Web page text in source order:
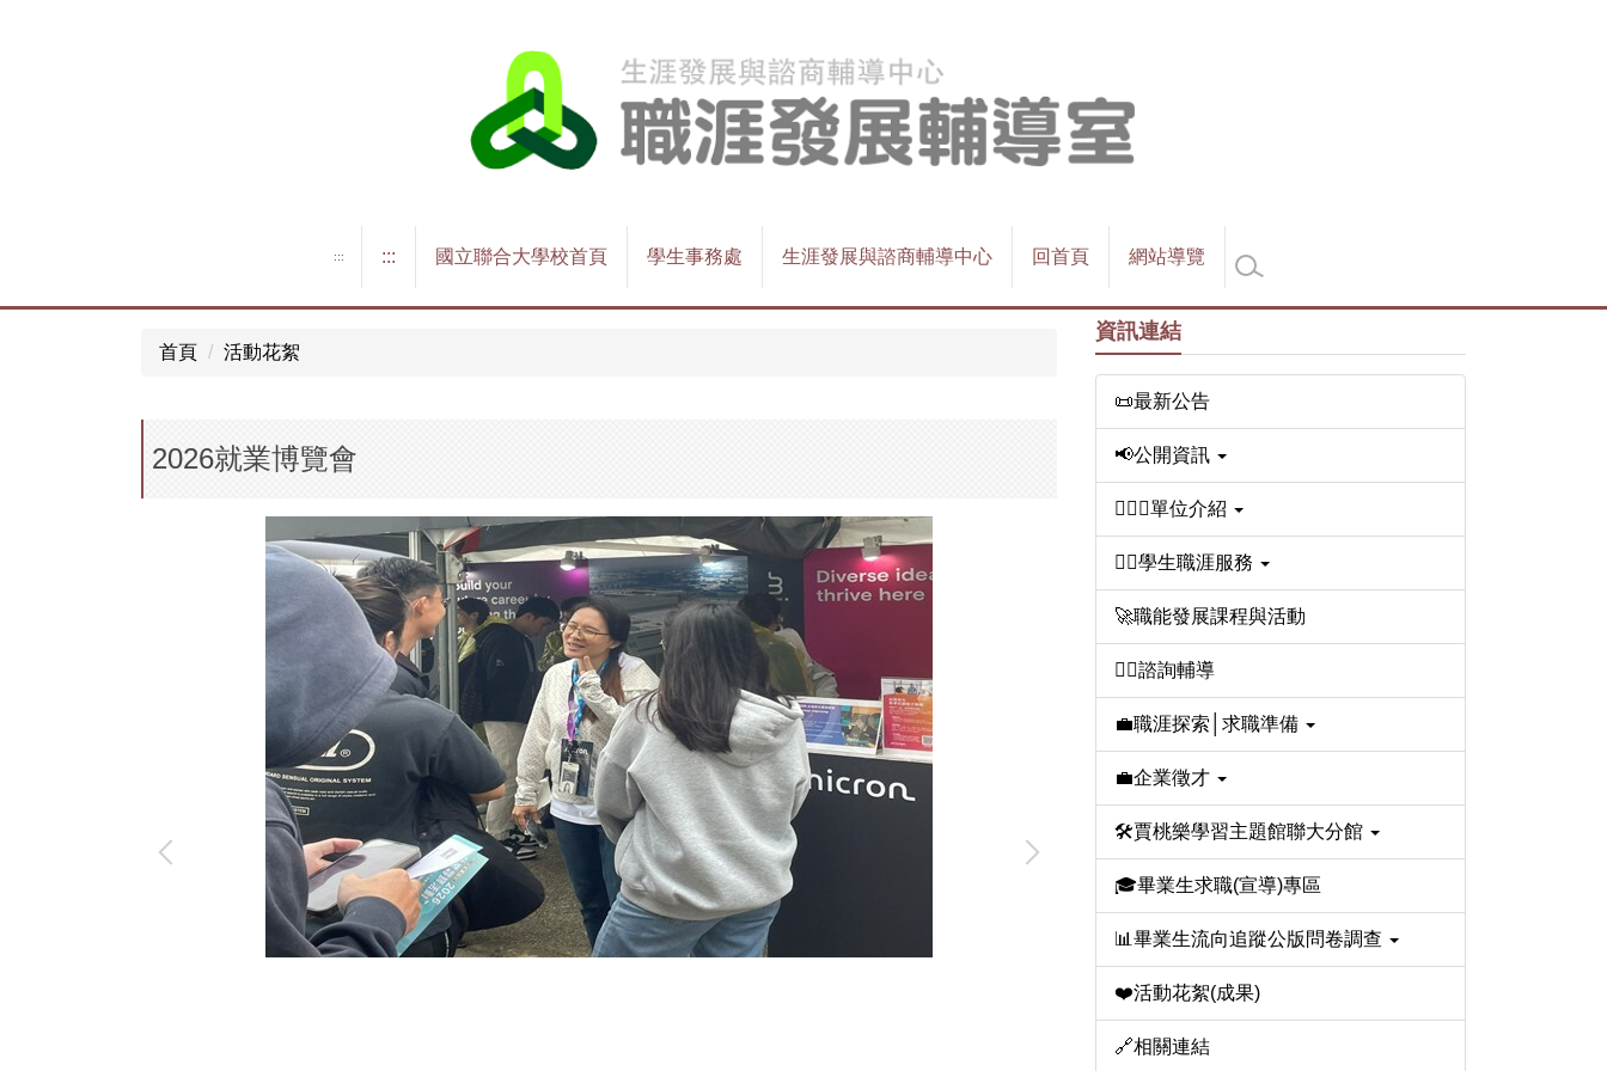
::: ::: 國立聯合大學校首頁 學生事務處 生涯發展與諮商輔導中心 回首頁 網站導覽
首頁 活動花絮
2026就業博覽會
資訊連結
📜最新公告
📢公開資訊
🙋🏼‍♀️單位介紹
🙋‍♂️學生職涯服務
🚀職能發展課程與活動
💁‍♀️諮詢輔導
💼職涯探索│求職準備
💼企業徵才
🛠️賈桃樂學習主題館聯大分館
🎓畢業生求職(宣導)專區
📊畢業生流向追蹤公版問卷調查
❤️活動花絮(成果)
🔗相關連結